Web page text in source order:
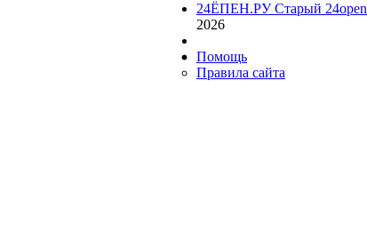
24ЁПЕН.РУ Старый 24open
2026
Помощь
Правила сайта